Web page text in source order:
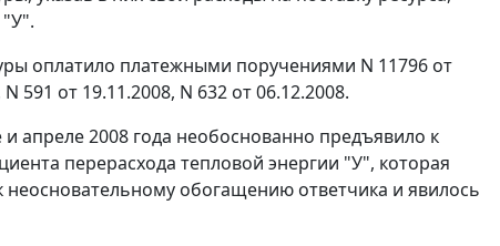
оплатило платежными поручениями N 11796 от
591 от 19.11.2008, N 632 от 06.12.2008.
апреле 2008 года необоснованно предъявило к
перерасхода тепловой энергии "У", которая
обогащению ответчика и явилось